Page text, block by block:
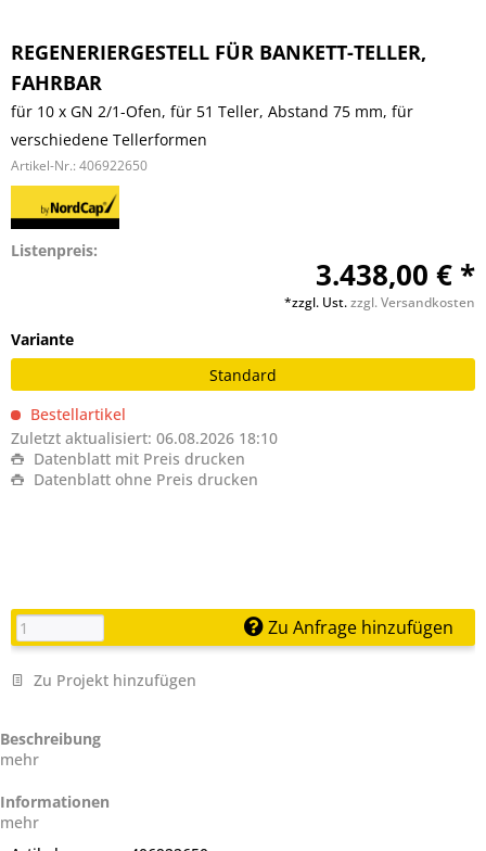
REGENERIERGESTELL FÜR BANKETT-TELLER,
FAHRBAR
für 10 x GN 2/1-Ofen, für 51 Teller, Abstand 75 mm, für
verschiedene Tellerformen
Artikel-Nr.: 406922650
Listenpreis:
3.438,00 € *
*zzgl. Ust.zzgl. Versandkosten
Variante
Standard
Bestellartikel
Zuletzt aktualisiert: 06.08.2026 18:10
Datenblatt mit Preis drucken
Datenblatt ohne Preis drucken
Zu Anfrage hinzufügen
Zu Projekt hinzufügen
Beschreibung
mehr
Informationen
mehr